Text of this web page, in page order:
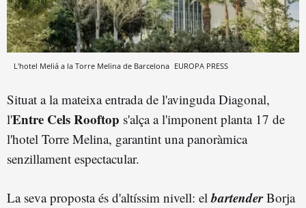
L'hotel Meliá a la Torre Melina de Barcelona EUROPA PRESS
Situat a la mateixa entrada de l'avinguda Diagonal,
l'Entre Cels Rooftop s'alça a l'imponent planta 17 de
l'hotel Torre Melina, garantint una panoràmica
senzillament espectacular.
La seva proposta és d'altíssim nivell: elbartenderBorja